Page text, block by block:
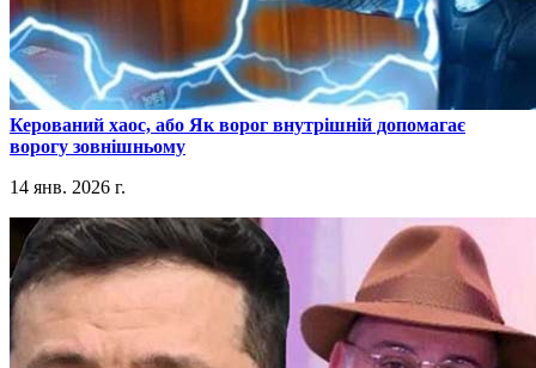
​Керований хаос, або Як ворог внутрішній допомагає
ворогу зовнішньому
14 янв. 2026 г.